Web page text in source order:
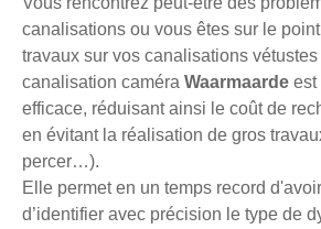
canalisations ou vous êtes sur le
travaux sur vos canalisations vétustes
canalisation caméra Waarmaarde est
efficace, réduisant ainsi le coût de
en évitant la réalisation de gros
percer…).
Elle permet en un temps record
d’identifier avec précision le type de